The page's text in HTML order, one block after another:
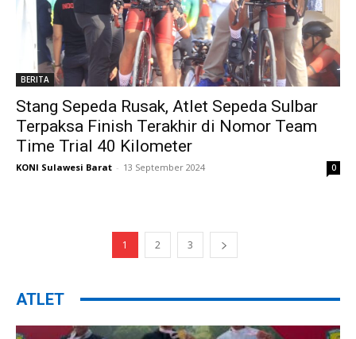
BERITA
Stang Sepeda Rusak, Atlet Sepeda Sulbar
Terpaksa Finish Terakhir di Nomor Team
Time Trial 40 Kilometer
KONI Sulawesi Barat - 13 September 2024 0
1 2 3
ATLET